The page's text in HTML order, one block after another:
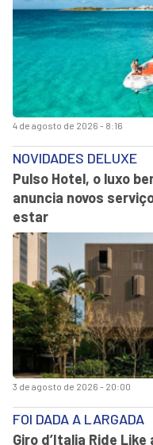
4 de agosto de 2026 - 8:16
3 de agosto de 2026 - 20:00
NOVIDADES DELUXE
Pulso Hotel, o luxo
anuncia novos
estar
FOI DADA A LARGADA
Giro d’Italia Ride